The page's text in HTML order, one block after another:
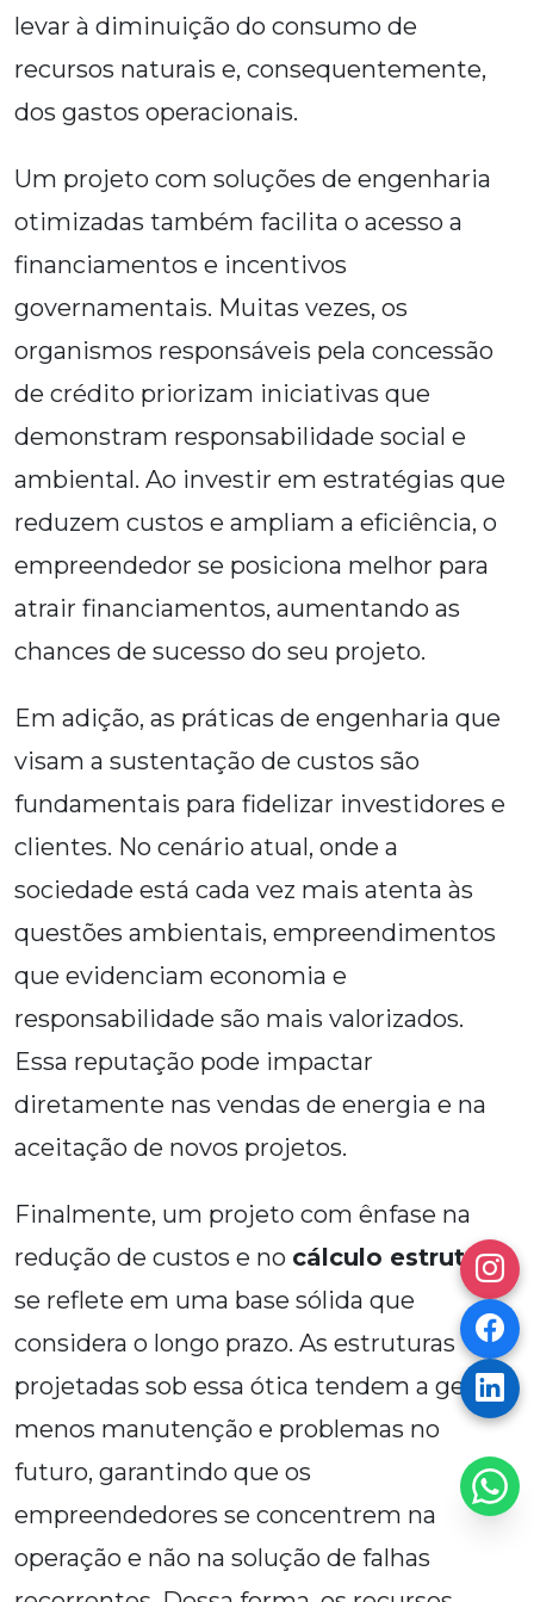
levar à diminuição do consumo de
recursos naturais e, consequentemente,
dos gastos operacionais.
Um projeto com soluções de engenharia
otimizadas também facilita o acesso a
financiamentos e incentivos
governamentais. Muitas vezes, os
organismos responsáveis pela concessão
de crédito priorizam iniciativas que
demonstram responsabilidade social e
ambiental. Ao investir em estratégias que
reduzem custos e ampliam a eficiência, o
empreendedor se posiciona melhor para
atrair financiamentos, aumentando as
chances de sucesso do seu projeto.
Em adição, as práticas de engenharia que
visam a sustentação de custos são
fundamentais para fidelizar investidores e
clientes. No cenário atual, onde a
sociedade está cada vez mais atenta às
questões ambientais, empreendimentos
que evidenciam economia e
responsabilidade são mais valorizados.
Essa reputação pode impactar
diretamente nas vendas de energia e na
aceitação de novos projetos.
Finalmente, um projeto com ênfase na
redução de custos e no cálculo estrutural
se reflete em uma base sólida que
considera o longo prazo. As estruturas
projetadas sob essa ótica tendem a gerar
menos manutenção e problemas no
futuro, garantindo que os
empreendedores se concentrem na
operação e não na solução de falhas